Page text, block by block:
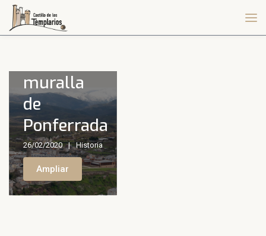
muralla
de
Ponferrada
26/02/2020 Historia
Ampliar